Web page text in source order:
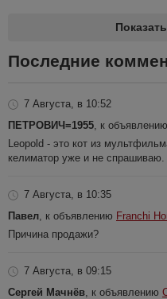
Последние
7 Августа, в 10:52
ПЕТРОВИЧ=1955 , к объявлению
Leopold - это кот из
келиматор уже и не спрашиваю.
7 Августа, в 10:35
Павел , к объявлению Franchi
Причина продажи?
7 Августа, в 09:15
Сергей Мачнёв , к объявлению